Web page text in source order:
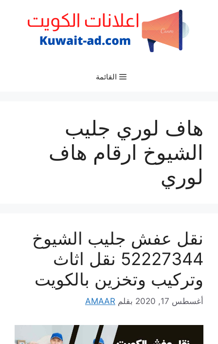
القائمة
هاف لوري جليب
الشيوخ ارقام هاف
لوري
نقل عفش جليب الشيوخ
52227344 نقل اثاث
وتركيب وتخزين بالكويت
أغسطس 17, 2020 بقلم AMAAR